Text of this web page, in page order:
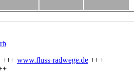
+++ www.fluss-radwege.de +++